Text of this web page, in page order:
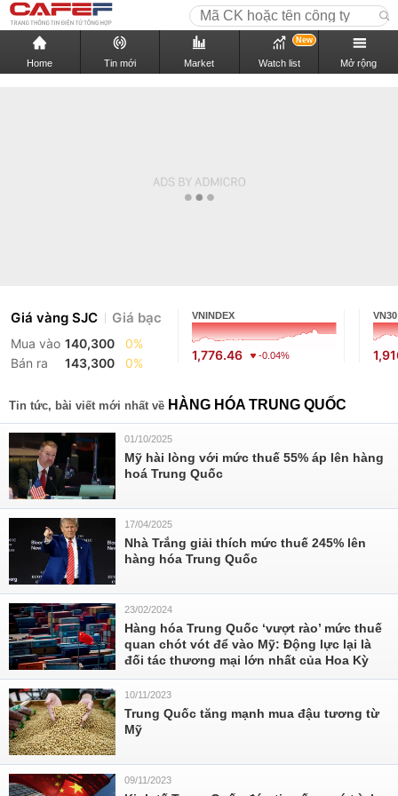
Home Tin mới Market Watch list
New
Mở rộng
Giá vàng SJC Giá bạc
Mua vào 140,300
0%
Bán ra
143,300 0%
VNINDEX
1,776.46 -0.04%
VN30
Tin tức, bài viết mới nhất về HÀNG HÓA TRUNG QUỐC
01/10/2025
Mỹ hài lòng với mức thuế 55% áp lên hàng
hoá Trung Quốc
17/04/2025
Nhà Trắng giải thích mức thuế 245% lên
hàng hóa Trung Quốc
23/02/2024
Hàng hóa Trung Quốc ‘vượt rào’ mức thuế
quan chót vót để vào Mỹ: Động lực lại là
đối tác thương mại lớn nhất của Hoa Kỳ
10/11/2023
Trung Quốc tăng mạnh mua đậu tương từ
Mỹ
09/11/2023